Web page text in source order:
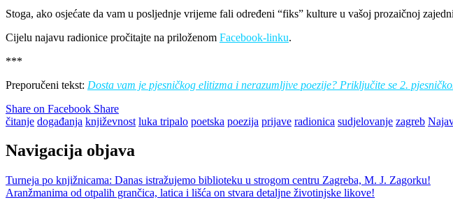
Stoga, ako osjećate da vam u posljednje vrijeme fali određeni “fiks” kulture u vašoj prozaičnoj
Cijelu najavu radionice pročitajte na priloženom Facebook-linku.
***
Preporučeni tekst: Dosta vam je pjesničkog elitizma i nerazumljive poezije? Priključite se 2.
Share on Facebook Share
čitanje događanja književnost luka tripalo poetska poezija prijave radionica sudjelovanje zagreb
Navigacija objava
Turneja po knjižnicama: Danas istražujemo biblioteku u strogom centru Zagreba, M. J. Zagorku!
Aranžmanima od otpalih grančica, latica i lišća on stvara detaljne životinjske likove!